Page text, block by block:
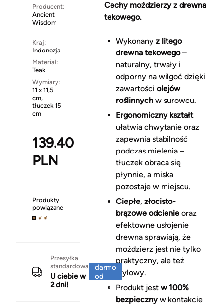
Producent:
Ancient
Wisdom
Kraj:
Indonezja
Materiał:
Teak
Wymiary:
11 x 11,5
cm,
tłuczek 15
cm
139.40
PLN
Produkty
powiązane
Przesyłka
standardowa
U ciebie w
2 dni!
darmo
od
150 zł
Cechy moździerzy z drewna
tekowego.
Wykonanyz litego
drewna tekowego–
naturalny, trwały i
odporny na wilgoć dzięki
zawartości olejów
roślinnychw surowcu.
Ergonomiczny kształt
ułatwia chwytanie oraz
zapewnia stabilność
podczas mielenia –
tłuczek obraca się
płynnie, a miska
pozostaje w miejscu.
Ciepłe, złocisto-
brązowe odcienieoraz
efektowne usłojenie
drewna sprawiają, że
moździerz jest nie tylko
praktyczny, ale też
stylowy.
Produkt jest w 100%
bezpiecznyw kontakcie